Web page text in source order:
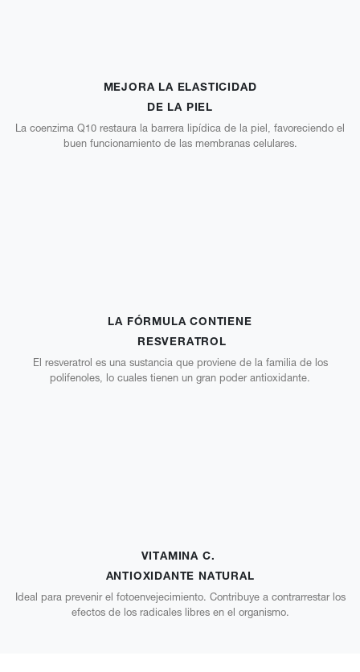
MEJORA LA ELASTICIDAD
DE LA PIEL
La coenzima Q10 restaura la barrera lipídica de la piel, favoreciendo el
buen funcionamiento de las membranas celulares.
LA FÓRMULA CONTIENE
RESVERATROL
El resveratrol es una sustancia que proviene de la familia de los
polifenoles, lo cuales tienen un gran poder antioxidante.
VITAMINA C.
ANTIOXIDANTE NATURAL
Ideal para prevenir el fotoenvejecimiento. Contribuye a contrarrestar los
efectos de los radicales libres en el organismo.